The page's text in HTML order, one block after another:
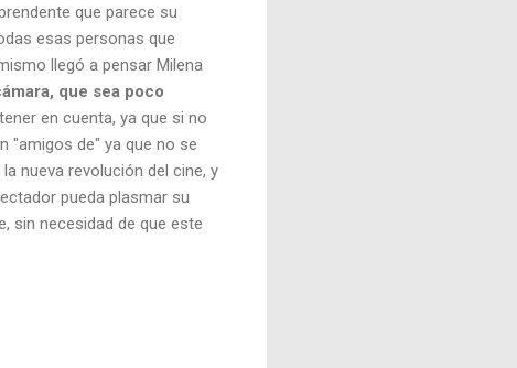
que parece su
esas personas que
llegó a pensar Milena
que sea poco
en cuenta, ya que si no
"amigos de" ya que no se
nueva revolución del cine, y
pueda plasmar su
sin necesidad de que este